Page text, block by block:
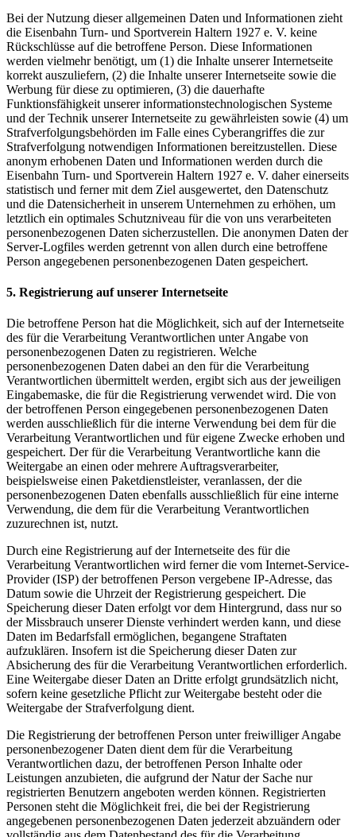
Bei der Nutzung dieser allgemeinen Daten und Informationen zieht
die Eisenbahn Turn- und Sportverein Haltern 1927 e. V. keine
Rückschlüsse auf die betroffene Person. Diese Informationen
werden vielmehr benötigt, um (1) die Inhalte unserer Internetseite
korrekt auszuliefern, (2) die Inhalte unserer Internetseite sowie die
Werbung für diese zu optimieren, (3) die dauerhafte
Funktionsfähigkeit unserer informationstechnologischen Systeme
und der Technik unserer Internetseite zu gewährleisten sowie (4) um
Strafverfolgungsbehörden im Falle eines Cyberangriffes die zur
Strafverfolgung notwendigen Informationen bereitzustellen. Diese
anonym erhobenen Daten und Informationen werden durch die
Eisenbahn Turn- und Sportverein Haltern 1927 e. V. daher einerseits
statistisch und ferner mit dem Ziel ausgewertet, den Datenschutz
und die Datensicherheit in unserem Unternehmen zu erhöhen, um
letztlich ein optimales Schutzniveau für die von uns verarbeiteten
personenbezogenen Daten sicherzustellen. Die anonymen Daten der
Server-Logfiles werden getrennt von allen durch eine betroffene
Person angegebenen personenbezogenen Daten gespeichert.
5. Registrierung auf unserer Internetseite
Die betroffene Person hat die Möglichkeit, sich auf der Internetseite
des für die Verarbeitung Verantwortlichen unter Angabe von
personenbezogenen Daten zu registrieren. Welche
personenbezogenen Daten dabei an den für die Verarbeitung
Verantwortlichen übermittelt werden, ergibt sich aus der jeweiligen
Eingabemaske, die für die Registrierung verwendet wird. Die von
der betroffenen Person eingegebenen personenbezogenen Daten
werden ausschließlich für die interne Verwendung bei dem für die
Verarbeitung Verantwortlichen und für eigene Zwecke erhoben und
gespeichert. Der für die Verarbeitung Verantwortliche kann die
Weitergabe an einen oder mehrere Auftragsverarbeiter,
beispielsweise einen Paketdienstleister, veranlassen, der die
personenbezogenen Daten ebenfalls ausschließlich für eine interne
Verwendung, die dem für die Verarbeitung Verantwortlichen
zuzurechnen ist, nutzt.
Durch eine Registrierung auf der Internetseite des für die
Verarbeitung Verantwortlichen wird ferner die vom Internet-Service-
Provider (ISP) der betroffenen Person vergebene IP-Adresse, das
Datum sowie die Uhrzeit der Registrierung gespeichert. Die
Speicherung dieser Daten erfolgt vor dem Hintergrund, dass nur so
der Missbrauch unserer Dienste verhindert werden kann, und diese
Daten im Bedarfsfall ermöglichen, begangene Straftaten
aufzuklären. Insofern ist die Speicherung dieser Daten zur
Absicherung des für die Verarbeitung Verantwortlichen erforderlich.
Eine Weitergabe dieser Daten an Dritte erfolgt grundsätzlich nicht,
sofern keine gesetzliche Pflicht zur Weitergabe besteht oder die
Weitergabe der Strafverfolgung dient.
Die Registrierung der betroffenen Person unter freiwilliger Angabe
personenbezogener Daten dient dem für die Verarbeitung
Verantwortlichen dazu, der betroffenen Person Inhalte oder
Leistungen anzubieten, die aufgrund der Natur der Sache nur
registrierten Benutzern angeboten werden können. Registrierten
Personen steht die Möglichkeit frei, die bei der Registrierung
angegebenen personenbezogenen Daten jederzeit abzuändern oder